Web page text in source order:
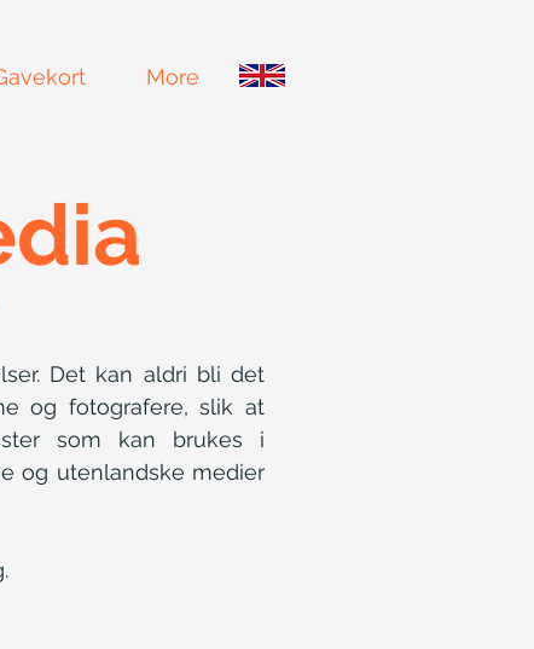
More
Det kan aldri bli det
og fotografere, slik at
som kan brukes i
og utenlandske medier